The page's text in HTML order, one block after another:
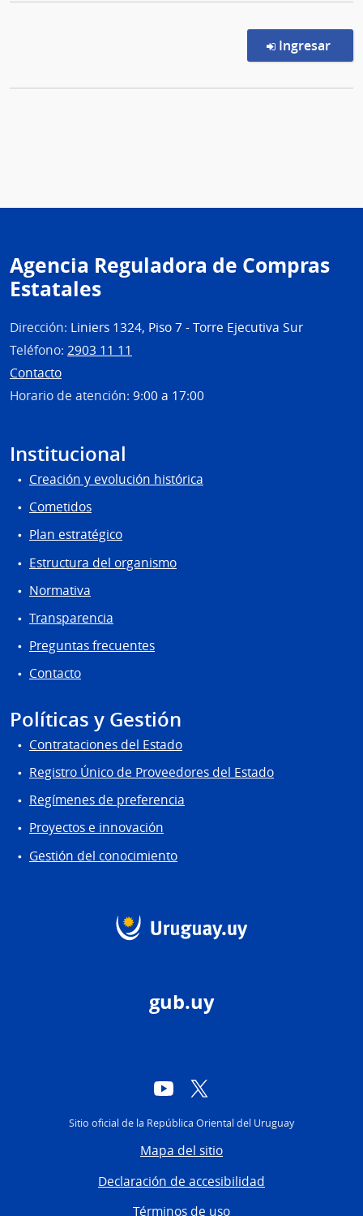
Ingresar
Agencia Reguladora de Compras
Estatales
Dirección: Liniers 1324, Piso 7 - Torre Ejecutiva Sur
Teléfono: 2903 11 11
Contacto
Horario de atención: 9:00 a 17:00
Institucional
Creación y evolución histórica
Cometidos
Plan estratégico
Estructura del organismo
Normativa
Transparencia
Preguntas frecuentes
Contacto
Políticas y Gestión
Contrataciones del Estado
Registro Único de Proveedores del Estado
Regímenes de preferencia
Proyectos e innovación
Gestión del conocimiento
gub.uy
YouTube
Sitio oficial de la República Oriental del Uruguay
Mapa del sitio
Declaración de accesibilidad
Términos de uso